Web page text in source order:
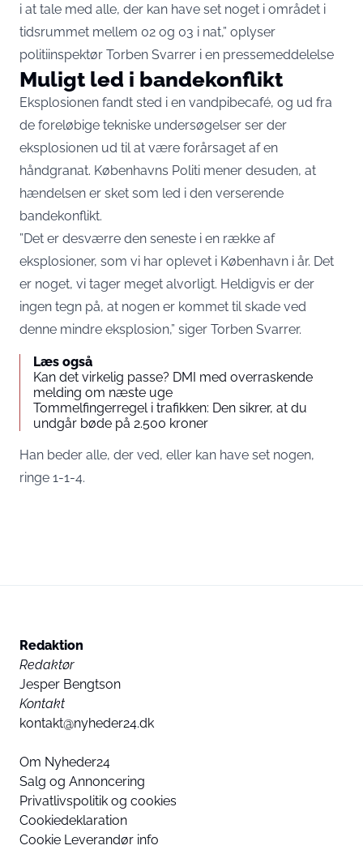
i at tale med alle, der kan have set noget i området i
tidsrummet mellem 02 og 03 i nat,” oplyser
politiinspektør Torben Svarrer i en pressemeddelelse
Muligt led i bandekonflikt
Eksplosionen fandt sted i en vandpibecafé, og ud fra
de foreløbige tekniske undersøgelser ser der
eksplosionen ud til at være forårsaget af en
håndgranat. Københavns Politi mener desuden, at
hændelsen er sket som led i den verserende
bandekonflikt.
”Det er desværre den seneste i en række af
eksplosioner, som vi har oplevet i København i år. Det
er noget, vi tager meget alvorligt. Heldigvis er der
ingen tegn på, at nogen er kommet til skade ved
denne mindre eksplosion,” siger Torben Svarrer.
Læs også
Kan det virkelig passe? DMI med overraskende
melding om næste uge
Tommelfingerregel i trafikken: Den sikrer, at du
undgår bøde på 2.500 kroner
Han beder alle, der ved, eller kan have set nogen,
ringe 1-1-4.
Redaktion
Redaktør
Jesper Bengtson
Kontakt
kontakt@nyheder24.dk
Om Nyheder24
Salg og Annoncering
Privatlivspolitik og cookies
Cookiedeklaration
Cookie Leverandør info